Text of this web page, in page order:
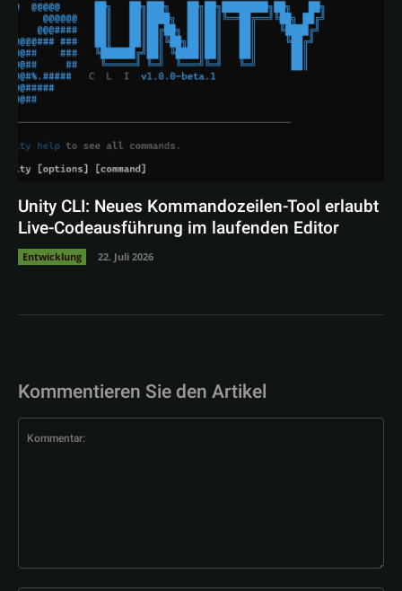
Unity CLI: Neues Kommandozeilen-Tool erlaubt
Live-Codeausführung im laufenden Editor
Entwicklung 22. Juli 2026
Kommentieren Sie den Artikel